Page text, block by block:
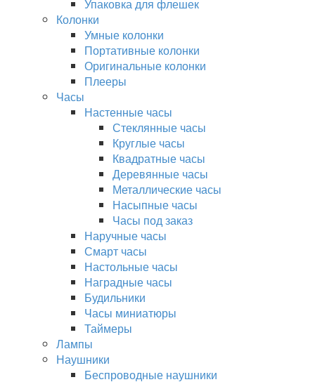
Упаковка для флешек
Колонки
Умные колонки
Портативные колонки
Оригинальные колонки
Плееры
Часы
Настенные часы
Стеклянные часы
Круглые часы
Квадратные часы
Деревянные часы
Металлические часы
Насыпные часы
Часы под заказ
Наручные часы
Смарт часы
Настольные часы
Наградные часы
Будильники
Часы миниатюры
Таймеры
Лампы
Наушники
Беспроводные наушники